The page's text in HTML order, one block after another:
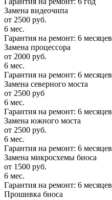
Замена видеочипа
от 2500 руб.
6 мес.
Гарантия на ремонт: 6 месяцев
Замена процессора
от 2000 руб.
6 мес.
Гарантия на ремонт: 6 месяцев
Замена северного моста
от 2500 руб
6 мес.
Гарантия на ремонт: 6 месяцев
Замена южного моста
от 2500 руб.
6 мес.
Гарантия на ремонт: 6 месяцев
Замена микросхемы биоса
от 1500 руб.
6 мес.
Гарантия на ремонт: 6 месяцев
Прошивка биоса